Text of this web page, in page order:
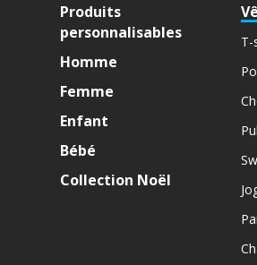
Produits
personnalisables
Homme
Femme
Enfant
Bébé
Collection Noël
T-